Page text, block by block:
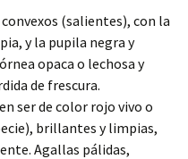
(salientes), con la
y la pupila negra y
opaca o lechosa y
de frescura.
ser de color rojo vivo o
brillantes y limpias,
Agallas pálidas,